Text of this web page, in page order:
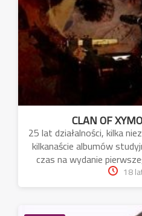
CLAN OF
25 lat działalności, kilka
kilkanaście albumów
czas na wydanie
18